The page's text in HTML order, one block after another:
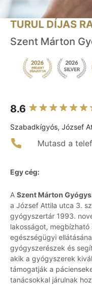
TURUL DÍJAS
Szent Márton
8.6
Szabadkígyós, József
Mutasd a
Egy cég:
A Szent Márton
a József Attila utca 3.
gyógyszertár 1993.
lakosságot,
egészségügyi
gyógyszerészek és
akik a gyógyszerek
támogatják a
tanácsokkal járulnak